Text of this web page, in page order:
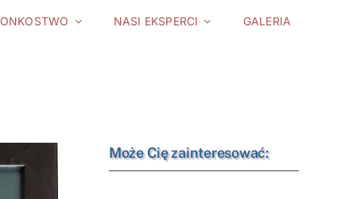
NASI EKSPERCI GALERIA
Może Cię zainteresować: